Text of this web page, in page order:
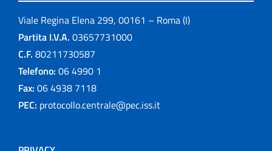
Viale Regina Elena 299, 00161 – Roma (I)
Partita I.V.A. 03657731000
C.F. 80211730587
Telefono: 06 4990 1
Fax: 06 4938 7118
PEC: protocollo.centrale@pec.iss.it